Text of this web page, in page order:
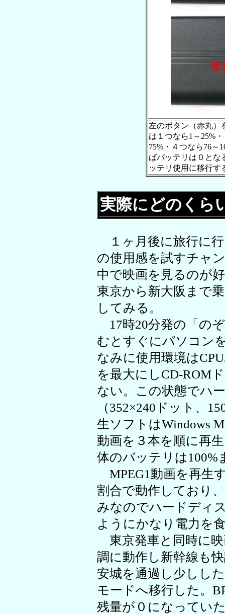
左のボタン（赤丸）
は１つなら1～25%
75%・４つなら76～
ばバッテリは０とな
ッテリ使用に移行す
実際にどのくら
１ヶ月後に旅行に
の使用感を試すチャ
中で映画を見るのが
東京から新大阪まで
してみる。
17時20分発の「の
むとすぐにパソコン
なみに使用環境は
を最大にしCD-ROM
ない。この状態でハ
（352×240ドット、
生ソフトはWindows
動画を３本を順に再
体のバッテリは100%
MPEG1動画を再生
割合で動作しており
みなのでハードディ
ようにかなり電力を
東京発車と同時に
調に動作し新幹線も
安城を通過し少しし
モードへ移行した。
残量が０になってい